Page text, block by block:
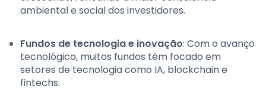
ambiental e social dos investidores.
Fundos de tecnologia e inovação: Com o avanço
tecnológico, muitos fundos têm focado em
setores de tecnologia como IA, blockchain e
fintechs.